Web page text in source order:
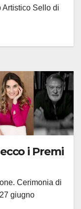
Artistico Sello di
i Premi
Cerimonia di
giugno